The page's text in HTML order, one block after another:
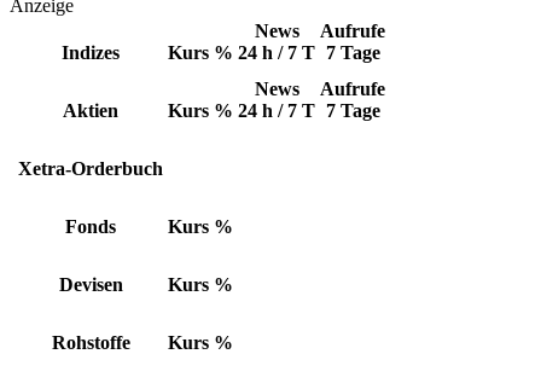
Anzeige
Indizes Kurs %
News
24 h / 7 T
Aufrufe
7 Tage
Aktien Kurs %
News
24 h / 7 T
Aufrufe
7 Tage
Xetra-Orderbuch
Fonds Kurs %
Devisen Kurs %
Rohstoffe Kurs %